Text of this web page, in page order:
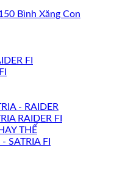
Bình Xăng Con
FI
- RAIDER
RAIDER FI
THẾ
SATRIA FI